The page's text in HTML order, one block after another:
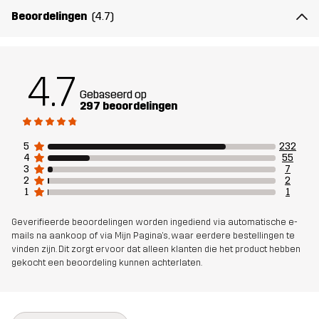
Vulling 1
83% Polyester (Gerecycled), 17%
Voering 2
Membraan
Waterkolom: 20 000 mm
Ademend vermogen: 10 000 g/m²/24h
Gewicht 945g in maat Medium
Duurzaamheid Details over gerecyclede materialen
Beoordelingen (4.7)
4.7 Gebaseerd op
297 beoordelingen
5
232
4
55
3
7
2
2
1
1
Geverifieerde beoordelingen worden ingediend via automatische e-
mails na aankoop of via Mijn Pagina's, waar eerdere bestellingen te
vinden zijn. Dit zorgt ervoor dat alleen klanten die het product hebben
gekocht een beoordeling kunnen achterlaten.